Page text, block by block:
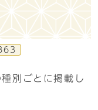
別ごとに掲載し